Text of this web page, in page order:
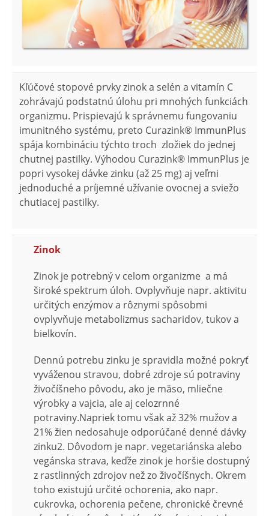
Kľúčové stopové prvky zinok a selén a vitamín C
zohrávajú podstatnú úlohu pri mnohých funkciách
organizmu. Prispievajú k správnemu fungovaniu
imunitného systému, preto Curazink® ImmunPlus
spája kombináciu týchto troch zložiek do jednej
chutnej pastilky. Výhodou Curazink® ImmunPlus je
popri vysokej dávke zinku (až 25 mg) aj veľmi
jednoduché a príjemné užívanie ovocnej a sviežo
chutiacej pastilky.
Zinok
Zinok je potrebný v celom organizme a má
široké spektrum úloh. Ovplyvňuje napr. aktivitu
určitých enzýmov a rôznymi spôsobmi
ovplyvňuje metabolizmus sacharidov, tukov a
bielkovín.
Dennú potrebu zinku je spravidla možné pokryť
vyváženou stravou, dobré zdroje sú potraviny
živočíšneho pôvodu, ako je mäso, mliečne
výrobky a vajcia, ale aj celozrnné
potraviny.Napriek tomu však až 32% mužov a
21% žien nedosahuje odporúčané denné dávky
zinku2. Dôvodom je napr. vegetariánska alebo
vegánska strava, keďže zinok je horšie dostupný
z rastlinných zdrojov než zo živočíšnych. Okrem
toho existujú určité ochorenia, ako napr.
cukrovka, ochorenia pečene, chronické črevné